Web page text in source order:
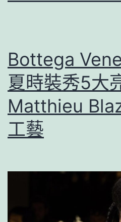
Bottega
夏時裝秀5大
Matthieu
工藝